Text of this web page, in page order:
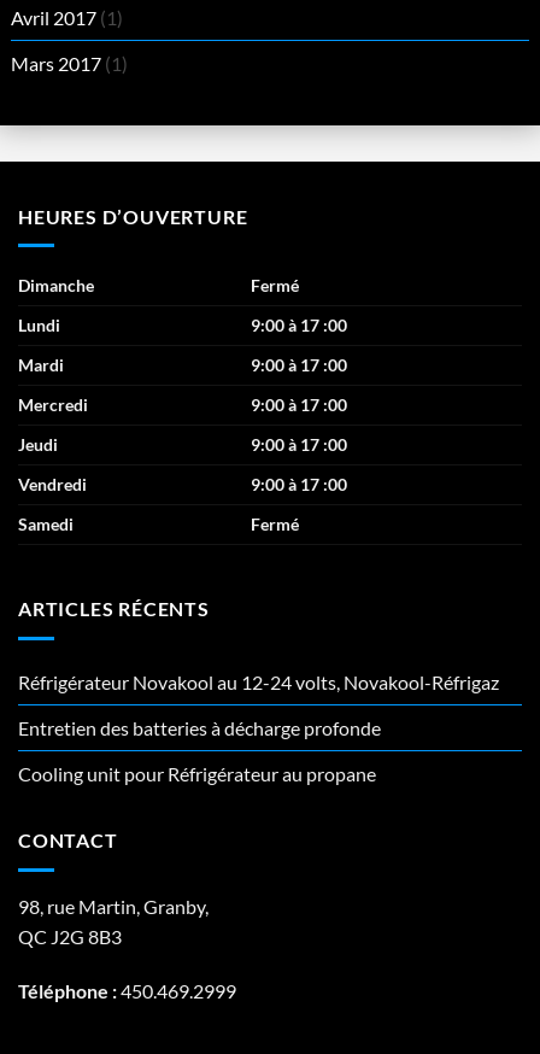
Avril 2017(1)
Mars 2017(1)
HEURES D’OUVERTURE
Dimanche
Fermé
Lundi
9:00 à 17 :00
Mardi
9:00 à 17 :00
Mercredi
9:00 à 17 :00
Jeudi
9:00 à 17 :00
Vendredi
9:00 à 17 :00
Samedi
Fermé
ARTICLES RÉCENTS
Réfrigérateur Novakool au 12-24 volts, Novakool-Réfrigaz
Entretien des batteries à décharge profonde
Cooling unit pour Réfrigérateur au propane
CONTACT
98, rue Martin, Granby,
QC J2G 8B3
Téléphone :450.469.2999